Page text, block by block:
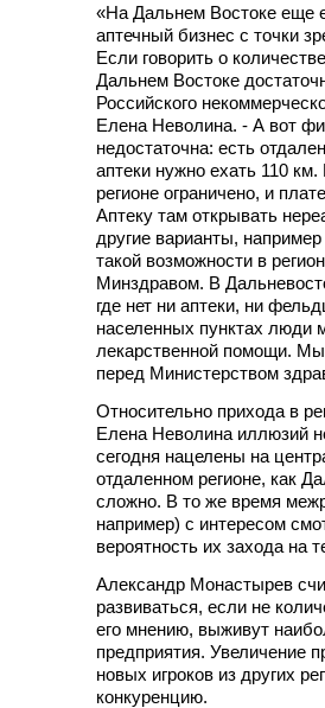
«На Дальнем Востоке еще
аптечный бизнес с точки
Если говорить о
Дальнем Востоке
Российского
Елена Неволина. - А вот
недостаточна: есть
аптеки нужно ехать 110
регионе ограничено, и
Аптеку там открывать
другие варианты,
такой возможности в
Минздравом. В
где нет ни аптеки, ни
населенных пунктах люди
лекарственной помощи.
перед Министерством
Относительно прихода в
Елена Неволина иллюзий
сегодня нацелены на
отдаленном регионе, как
сложно. В то же время
например) с интересом
вероятность их захода на
Александр Монастырев
развиваться, если не
его мнению, выживут
предприятия. Увеличение
новых игроков из других
конкуренцию.